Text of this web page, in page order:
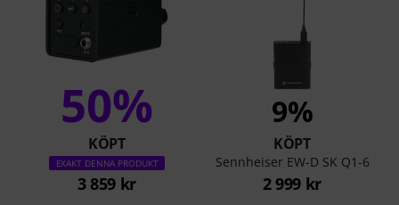
50%
KÖPT
EXAKT DENNA PRODUKT
3 859 kr
9%
KÖPT
Sennheiser EW-D SK Q1-6
2 999 kr